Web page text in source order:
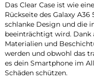
Das Clear Case ist wie
Rückseite des Galaxy
schlanke Design und die
beeinträchtigt wird. Dank
Materialien und
werden und obwohl das
es dein Smartphone im
Schäden schützen.